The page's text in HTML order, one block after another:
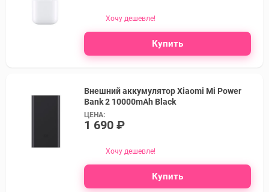
Хочу дешевле!
Купить
Внешний аккумулятор Xiaomi Mi Power
Bank 2 10000mAh Black
ЦЕНА:
1 690 ₽
Хочу дешевле!
Купить